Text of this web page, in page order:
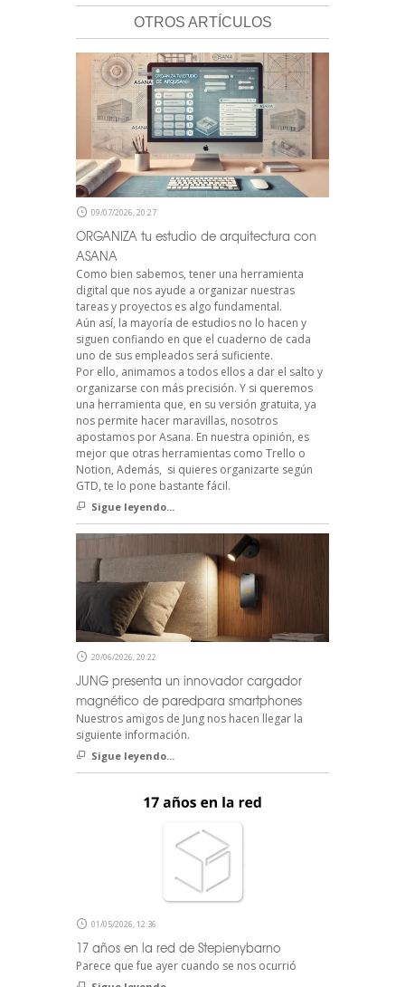
OTROS ARTÍCULOS
09/07/2026, 20:27
ORGANIZA tu estudio de arquitectura con
ASANA
Como bien sabemos, tener una herramienta
digital que nos ayude a organizar nuestras
tareas y proyectos es algo fundamental.
Aún así, la mayoría de estudios no lo hacen y
siguen confiando en que el cuaderno de cada
uno de sus empleados será suficiente.
Por ello, animamos a todos ellos a dar el salto y
organizarse con más precisión. Y si queremos
una herramienta que, en su versión gratuita, ya
nos permite hacer maravillas, nosotros
apostamos por Asana. En nuestra opinión, es
mejor que otras herramientas como Trello o
Notion, Además, si quieres organizarte según
GTD, te lo pone bastante fácil.
Sigue leyendo...
20/06/2026, 20:22
JUNG presenta un innovador cargador
magnético de paredpara smartphones
Nuestros amigos de Jung nos hacen llegar la
siguiente información.
Sigue leyendo...
01/05/2026, 12:36
17 años en la red de Stepienybarno
Parece que fue ayer cuando se nos ocurrió